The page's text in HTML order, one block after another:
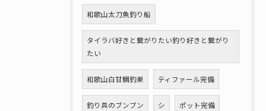
和歌山太刀魚釣り船
タイラバ好きと繋がりたい釣り好きと繋がり
たい
和歌山白甘鯛釣果 ティファール完備
釣り具のブンブン シ ポット完備